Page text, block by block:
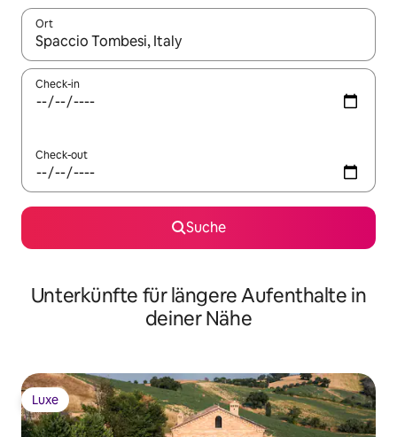
Ort
Wenn Ergebnisse verfügbar sind, navigiere mit den
Check-in
Check-out
Suche
Unterkünfte für längere Aufenthalte in
deiner Nähe
Luxe
Luxe